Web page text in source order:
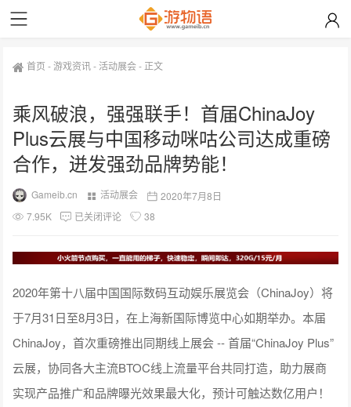
首页 -游戏资讯-活动展会- 正文
乘风破浪，强强联手！首届ChinaJoy
Plus云展与中国移动咪咕公司达成重磅
合作，迸发强劲品牌势能！
Gameib.cn 活动展会
2020年7月8日
7.95K
已关闭评论 38
2020年第十八届中国国际数码互动娱乐展览会（ChinaJoy）将
于7月31日至8月3日，在上海新国际博览中心如期举办。本届
ChinaJoy，首次重磅推出同期线上展会 -- 首届“ChinaJoy Plus”
云展，协同各大主流BTOC线上流量平台共同打造，助力展商
实现产品推广和品牌曝光效果最大化，预计可触达数亿用户！